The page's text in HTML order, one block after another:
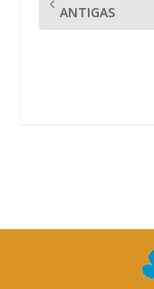
ANTIGAS